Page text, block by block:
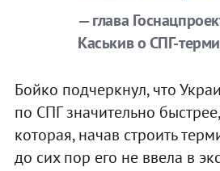
— глава
Каськив о СПГ-
Бойко подчеркнул, что
по СПГ значительно
которая, начав строить
до сих пор его не ввела в